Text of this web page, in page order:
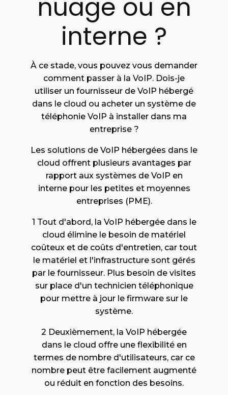
nuage ou en
interne ?
À ce stade, vous pouvez vous demander
comment passer à la VoIP. Dois-je
utiliser un fournisseur de VoIP hébergé
dans le cloud ou acheter un système de
téléphonie VoIP à installer dans ma
entreprise ?
Les solutions de VoIP hébergées dans le
cloud offrent plusieurs avantages par
rapport aux systèmes de VoIP en
interne pour les petites et moyennes
entreprises (PME).
1 Tout d'abord, la VoIP hébergée dans le
cloud élimine le besoin de matériel
coûteux et de coûts d'entretien, car tout
le matériel et l'infrastructure sont gérés
par le fournisseur. Plus besoin de visites
sur place d'un technicien téléphonique
pour mettre à jour le firmware sur le
système.
2 Deuxièmement, la VoIP hébergée
dans le cloud offre une flexibilité en
termes de nombre d'utilisateurs, car ce
nombre peut être facilement augmenté
ou réduit en fonction des besoins.